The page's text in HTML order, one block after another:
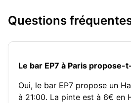
Questions
Le bar EP7 à Paris propose-
Oui, le bar EP7 propose un
à 21:00. La pinte est à 6€ en